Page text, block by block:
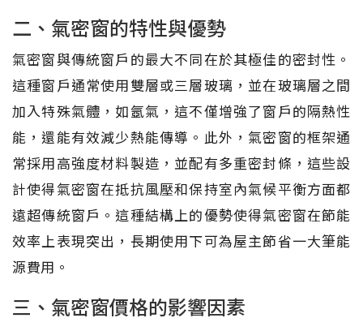
二、氣密窗的特性與優勢
氣密窗與傳統窗戶的最大不同在於其極佳的密封性。
這種窗戶通常使用雙層或三層玻璃，並在玻璃層之間
加入特殊氣體，如氬氣，這不僅增強了窗戶的隔熱性
能，還能有效減少熱能傳導。此外，氣密窗的框架通
常採用高強度材料製造，並配有多重密封條，這些設
計使得氣密窗在抵抗風壓和保持室內氣候平衡方面都
遠超傳統窗戶。這種結構上的優勢使得氣密窗在節能
效率上表現突出，長期使用下可為屋主節省一大筆能
源費用。
三、氣密窗價格的影響因素